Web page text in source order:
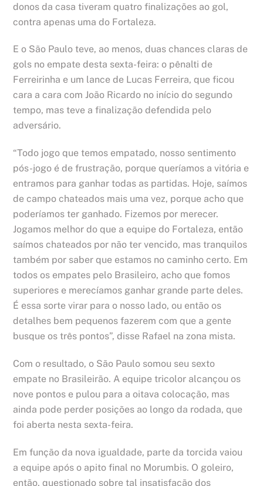
donos da casa tiveram quatro finalizações ao gol,
contra apenas uma do Fortaleza.
E o São Paulo teve, ao menos, duas chances claras de
gols no empate desta sexta-feira: o pênalti de
Ferreirinha e um lance de Lucas Ferreira, que ficou
cara a cara com João Ricardo no início do segundo
tempo, mas teve a finalização defendida pelo
adversário.
“Todo jogo que temos empatado, nosso sentimento
pós-jogo é de frustração, porque queríamos a vitória e
entramos para ganhar todas as partidas. Hoje, saímos
de campo chateados mais uma vez, porque acho que
poderíamos ter ganhado. Fizemos por merecer.
Jogamos melhor do que a equipe do Fortaleza, então
saímos chateados por não ter vencido, mas tranquilos
também por saber que estamos no caminho certo. Em
todos os empates pelo Brasileiro, acho que fomos
superiores e merecíamos ganhar grande parte deles.
É essa sorte virar para o nosso lado, ou então os
detalhes bem pequenos fazerem com que a gente
busque os três pontos”, disse Rafael na zona mista.
Com o resultado, o São Paulo somou seu sexto
empate no Brasileirão. A equipe tricolor alcançou os
nove pontos e pulou para a oitava colocação, mas
ainda pode perder posições ao longo da rodada, que
foi aberta nesta sexta-feira.
Em função da nova igualdade, parte da torcida vaiou
a equipe após o apito final no Morumbis. O goleiro,
então, questionado sobre tal insatisfação dos